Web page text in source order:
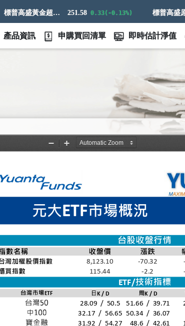
標普高盛黃金超額回報指數 251.58 0.33(-0.13%)
產品資訊 申購買回清單 即時估計淨值